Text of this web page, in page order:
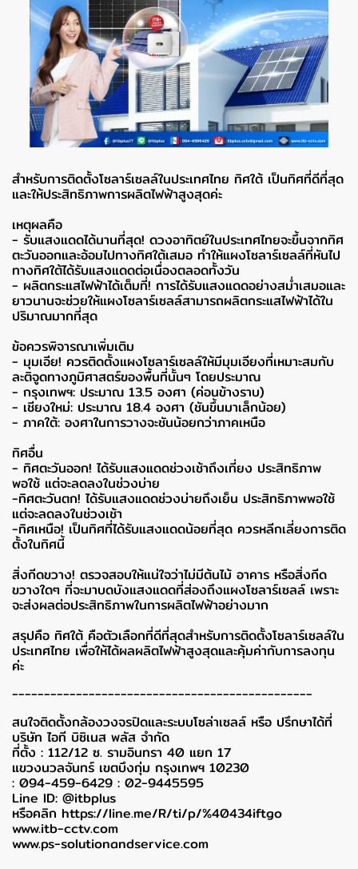
สำหรับการติดตั้งโซลาร์เซลล์ในประเทศไทย ทิศใต้ เป็นทิศที่ดีที่สุด
และให้ประสิทธิภาพการผลิตไฟฟ้าสูงสุดค่ะ
เหตุผลคือ
- รับแสงแดดได้นานที่สุด! ดวงอาทิตย์ในประเทศไทยจะขึ้นจากทิศ
ตะวันออกและอ้อมไปทางทิศใต้เสมอ ทำให้แผงโซลาร์เซลล์ที่หันไป
ทางทิศใต้ได้รับแสงแดดต่อเนื่องตลอดทั้งวัน
- ผลิตกระแสไฟฟ้าได้เต็มที่! การได้รับแสงแดดอย่างสม่ำเสมอและ
ยาวนานจะช่วยให้แผงโซลาร์เซลล์สามารถผลิตกระแสไฟฟ้าได้ใน
ปริมาณมากที่สุด
ข้อควรพิจารณาเพิ่มเติม
- มุมเอีย! ควรติดตั้งแผงโซลาร์เซลล์ให้มีมุมเอียงที่เหมาะสมกับ
ละติจูดทางภูมิศาสตร์ของพื้นที่นั้นๆ โดยประมาณ
- กรุงเทพฯ: ประมาณ 13.5 องศา (ค่อนข้างราบ)
- เชียงใหม่: ประมาณ 18.4 องศา (ชันขึ้นมาเล็กน้อย)
- ภาคใต้: องศาในการวางจะชันน้อยกว่าภาคเหนือ
ทิศอื่น
- ทิศตะวันออก! ได้รับแสงแดดช่วงเช้าถึงเที่ยง ประสิทธิภาพ
พอใช้ แต่จะลดลงในช่วงบ่าย
-ทิศตะวันตก! ได้รับแสงแดดช่วงบ่ายถึงเย็น ประสิทธิภาพพอใช้
แต่จะลดลงในช่วงเช้า
-ทิศเหนือ! เป็นทิศที่ได้รับแสงแดดน้อยที่สุด ควรหลีกเลี่ยงการติด
ตั้งในทิศนี้
สิ่งกีดขวาง! ตรวจสอบให้แน่ใจว่าไม่มีต้นไม้ อาคาร หรือสิ่งกีด
ขวางใดๆ ที่จะมาบดบังแสงแดดที่ส่องถึงแผงโซลาร์เซลล์ เพราะ
จะส่งผลต่อประสิทธิภาพในการผลิตไฟฟ้าอย่างมาก
สรุปคือ ทิศใต้ คือตัวเลือกที่ดีที่สุดสำหรับการติดตั้งโซลาร์เซลล์ใน
ประเทศไทย เพื่อให้ได้ผลผลิตไฟฟ้าสูงสุดและคุ้มค่ากับการลงทุน
ค่ะ
-----------------------------------------------
สนใจติดตั้งกล้องวงจรปิดและระบบโซล่าเซลล์ หรือ ปรึกษาได้ที่
บริษัท ไอที บิซิเนส พลัส จำกัด
ที่ตั้ง : 112/12 ซ. รามอินทรา 40 แยก 17
แขวงนวลจันทร์ เขตบึงกุ่ม กรุงเทพฯ 10230
: 094-459-6429 : 02-9445595
Line ID: @itbplus
หรือคลิก https://line.me/R/ti/p/%40434iftgo
www.itb-cctv.com
www.ps-solutionandservice.com